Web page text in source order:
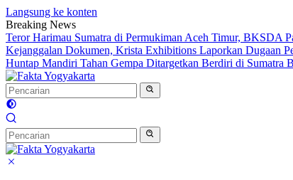
Langsung ke konten
Breaking News
Teror Harimau Sumatra di Permukiman Aceh Timur, BKSDA
Kejanggalan Dokumen, Krista Exhibitions Laporkan Dugaan
Huntap Mandiri Tahan Gempa Ditargetkan Berdiri di Sumatra